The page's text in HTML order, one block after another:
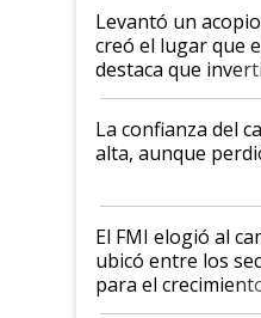
Levantó un
creó el lugar que
destaca que
kirchnerismo era
plata a un hijo
Juan Félix
que de una dura
de Milei
La confianza del
alta, aunque
El FMI elogió al
ubicó entre los
para el